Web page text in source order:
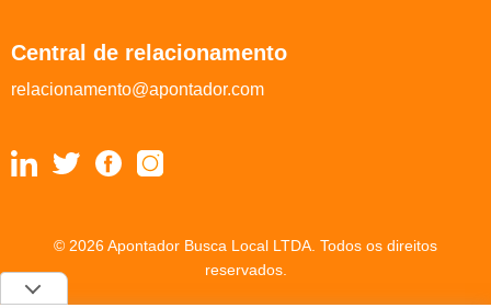
Central de relacionamento
relacionamento@apontador.com
© 2026 Apontador Busca Local LTDA. Todos os direitos
reservados.